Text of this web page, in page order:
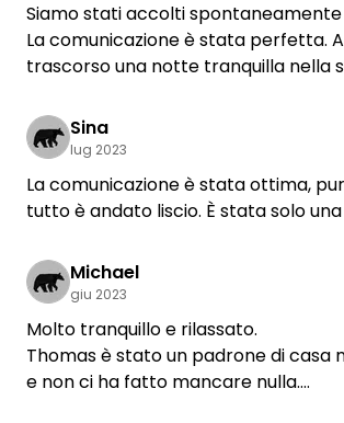
Siamo stati accolti spontaneamente
La comunicazione è stata perfetta.
trascorso una notte tranquilla nella
Sina
lug 2023
La comunicazione è stata ottima,
tutto è andato liscio. È stata solo
Michael
giu 2023
Molto tranquillo e rilassato.
Thomas è stato un padrone di casa
e non ci ha fatto mancare nulla.